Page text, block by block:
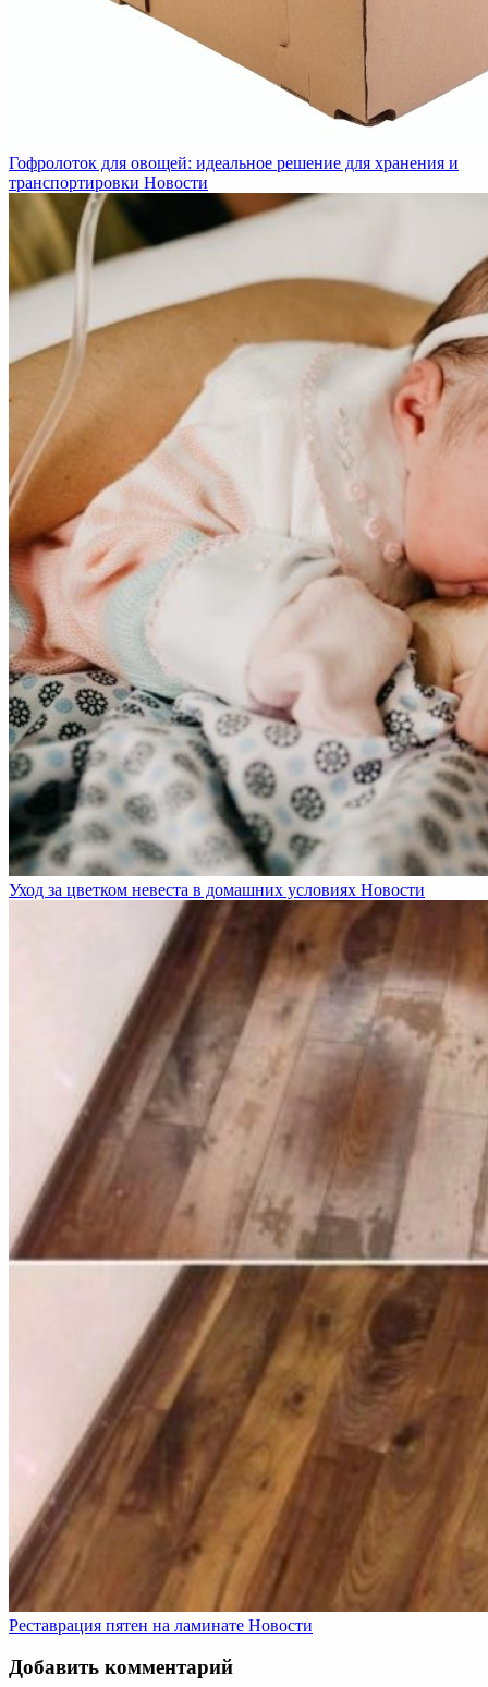
Гофролоток для овощей: идеальное решение для хранения и
транспортировки Новости
Уход за цветком невеста в домашних условиях Новости
Реставрация пятен на ламинате Новости
Добавить комментарий